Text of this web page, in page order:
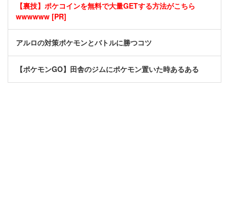
【裏技】ポケコインを無料で大量GETする方法がこちら
wwwwww [PR]
アルロの対策ポケモンとバトルに勝つコツ
【ポケモンGO】田舎のジムにポケモン置いた時あるある